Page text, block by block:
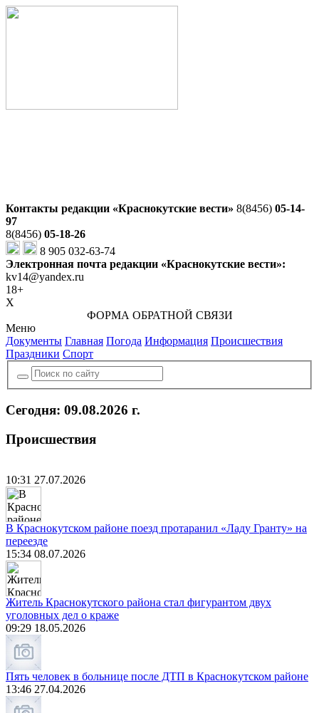
Контакты редакции «Краснокутские вести» 8(8456) 05-14-
97
8(8456) 05-18-26
8 905 032-63-74
Электронная почта редакции «Краснокутские вести»:
kv14@yandex.ru
18+
X
ФОРМА ОБРАТНОЙ СВЯЗИ
Меню
Документы Главная Погода Информация Происшествия
Праздники Спорт
Сегодня: 09.08.2026 г.
Происшествия
10:31 27.07.2026
В Краснокутском районе поезд протаранил «Ладу Гранту» на
переезде
15:34 08.07.2026
Житель Краснокутского района стал фигурантом двух
уголовных дел о краже
09:29 18.05.2026
Пять человек в больнице после ДТП в Краснокутском районе
13:46 27.04.2026